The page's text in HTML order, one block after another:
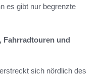
es gibt nur begrenzte
Fahrradtouren und
sich nördlich des